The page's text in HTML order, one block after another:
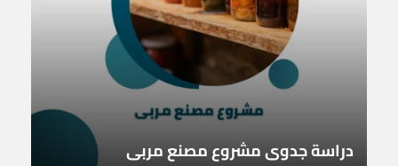
دراسة جدوى مشروع مصنع مربى